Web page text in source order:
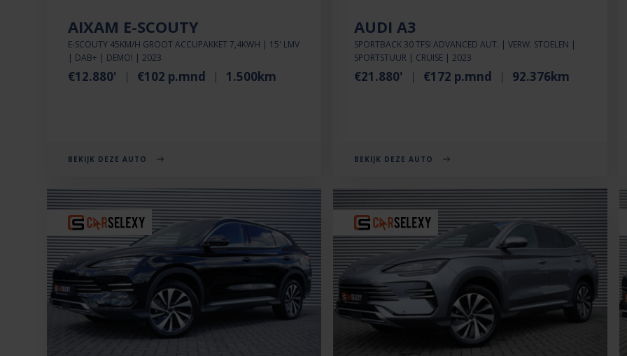
AIXAM E-SCOUTY
E-SCOUTY 45KM/H GROOT ACCUPAKKET 7,4KWH | 15' LMV
| DAB+ | DEMO! | 2023
€12.880' €102 p.mnd 1.500km
BEKIJK DEZE AUTO
AUDI A3
SPORTBACK 30 TFSI ADVANCED AUT. | VERW. STOELEN |
SPORTSTUUR | CRUISE | 2023
€21.880' €172 p.mnd 92.376km
BEKIJK DEZE AUTO